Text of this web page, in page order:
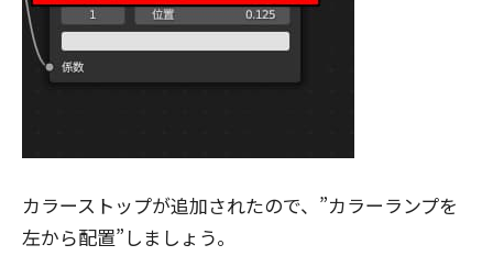
カラーストップが追加されたので、”カラーランプを
左から配置”しましょう。